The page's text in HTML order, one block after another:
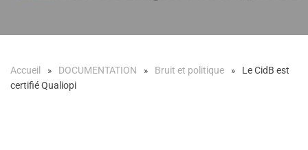
Accueil DOCUMENTATION Bruit et politique
Le CidB est
certifié Qualiopi